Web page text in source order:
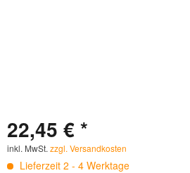
22,45 € *
inkl. MwSt. zzgl. Versandkosten
Lieferzeit 2 - 4 Werktage